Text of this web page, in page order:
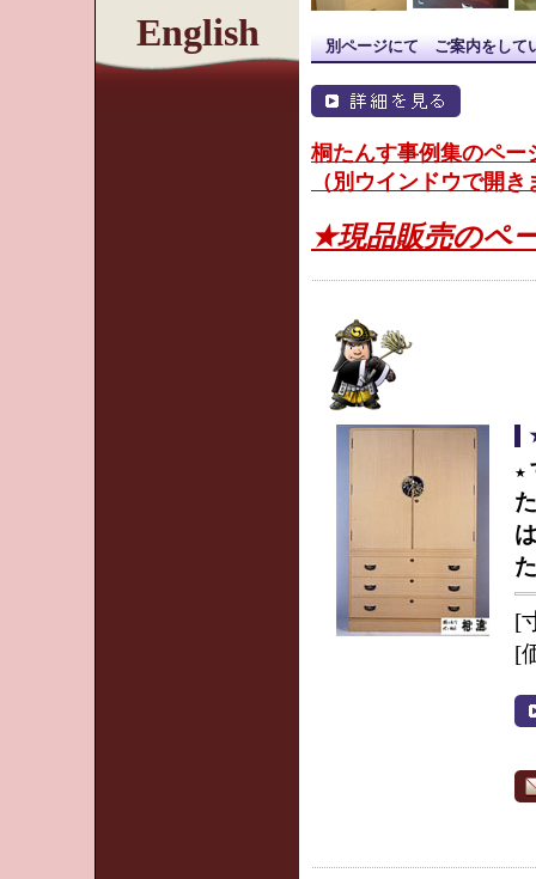
English 別ページにて ご案内をして
桐たんす事例集のペー
（別ウインドウで開き
★現品販売のペ
★
[
[